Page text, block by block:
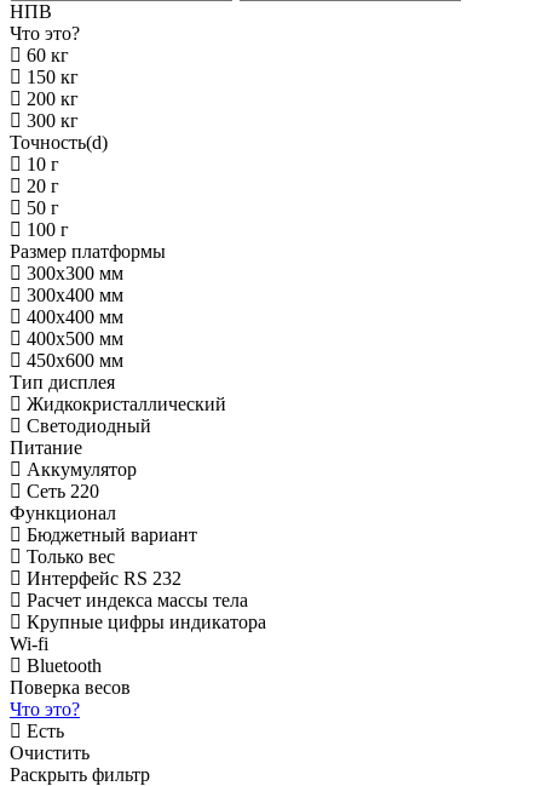
НПВ
Что это?
60 кг
150 кг
200 кг
300 кг
Точность(d)
10 г
20 г
50 г
100 г
Размер платформы
300х300 мм
300х400 мм
400х400 мм
400х500 мм
450х600 мм
Тип дисплея
Жидкокристаллический
Светодиодный
Питание
Аккумулятор
Сеть 220
Функционал
Бюджетный вариант
Только вес
Интерфейс RS 232
Расчет индекса массы тела
Крупные цифры индикатора
Wi-fi
Bluetooth
Поверка весов
Что это?
Есть
Очистить
Раскрыть фильтр